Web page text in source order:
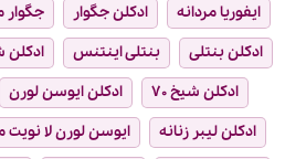
ایفوریا مردانه
ادکلن جگوار
ادکلن بنتلی
بنتلی اینتنس
ادکلن شیخ ۷۰
ادکلن ایوسن لورن
ادکلن لیبر زنانه
ایوسن لورن لا نویت